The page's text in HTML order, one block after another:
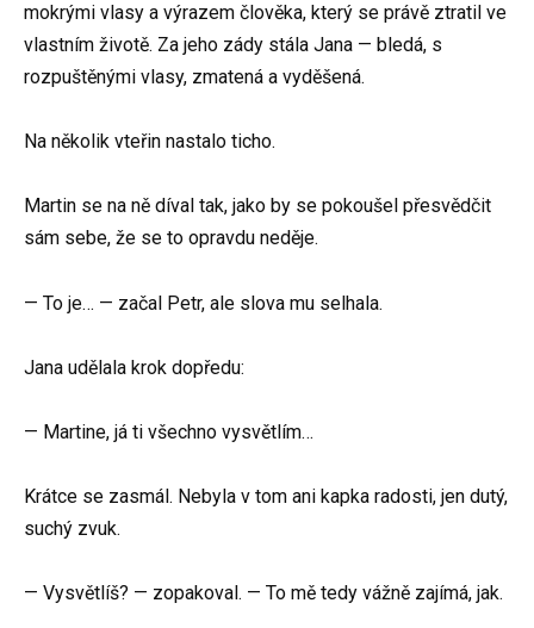
mokrými vlasy a výrazem člověka, který se právě ztratil ve
vlastním životě. Za jeho zády stála Jana — bledá, s
rozpuštěnými vlasy, zmatená a vyděšená.
Na několik vteřin nastalo ticho.
Martin se na ně díval tak, jako by se pokoušel přesvědčit
sám sebe, že se to opravdu neděje.
— To je… — začal Petr, ale slova mu selhala.
Jana udělala krok dopředu:
— Martine, já ti všechno vysvětlím…
Krátce se zasmál. Nebyla v tom ani kapka radosti, jen dutý,
suchý zvuk.
— Vysvětlíš? — zopakoval. — To mě tedy vážně zajímá, jak.